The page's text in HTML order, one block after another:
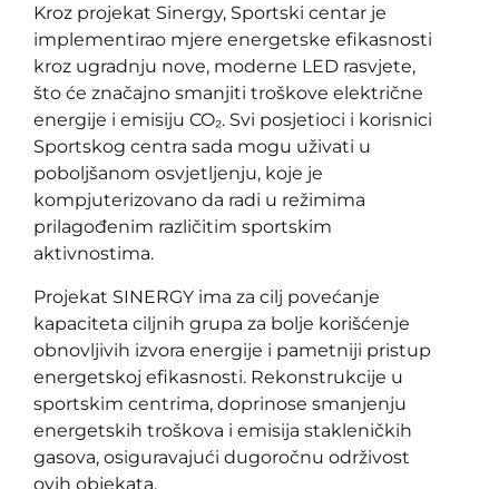
Kroz projekat Sinergy, Sportski centar je
implementirao mjere energetske efikasnosti
kroz ugradnju nove, moderne LED rasvjete,
što će značajno smanjiti troškove električne
energije i emisiju CO₂. Svi posjetioci i korisnici
Sportskog centra sada mogu uživati u
poboljšanom osvjetljenju, koje je
kompjuterizovano da radi u režimima
prilagođenim različitim sportskim
aktivnostima.
Projekat SINERGY ima za cilj povećanje
kapaciteta ciljnih grupa za bolje korišćenje
obnovljivih izvora energije i pametniji pristup
energetskoj efikasnosti. Rekonstrukcije u
sportskim centrima, doprinose smanjenju
energetskih troškova i emisija stakleničkih
gasova, osiguravajući dugoročnu održivost
ovih objekata.